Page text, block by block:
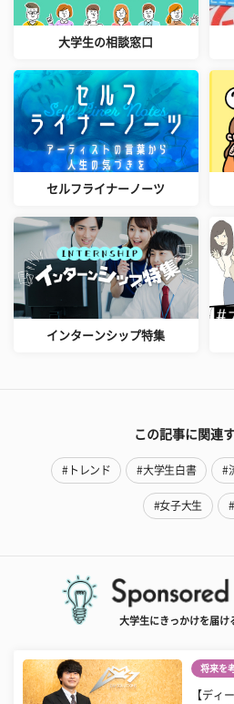
大学生の相談窓口
セルフライナーノーツ
インターンシップ特集
この記事に関連
#トレンド #大学生白書 #
#女子大生
大学生にきっかけを届け
将来を
【ディ